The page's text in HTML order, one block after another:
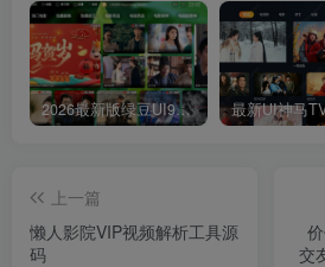
2026最新版绿豆UI9双端影视APP源码
上一篇
懒人影院VIP视频解析工具源
码
交